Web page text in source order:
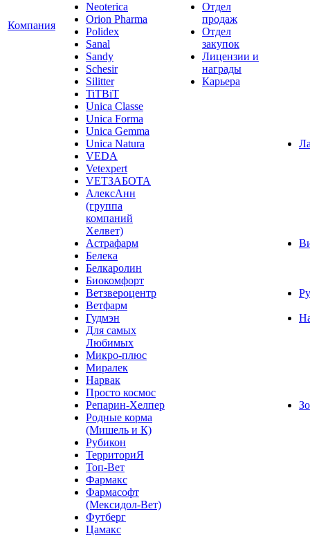
Компания
Neoterica
Orion Pharma
Polidex
Sanal
Sandy
Schesir
Silitter
TiTBiT
Unica Classe
Unica Forma
Unica Gemma
Unica Natura
VEDA
Vetexpert
VETЗАБОТА
АлексАнн
(группа
компаний
Хелвет)
Астрафарм
Белека
Белкаролин
Биокомфорт
Ветзвероцентр
Ветфарм
Гудмэн
Для самых
Любимых
Микро-плюс
Миралек
Нарвак
Просто космос
Репарин-Хелпер
Родные корма
(Мишель и К)
Рубикон
ТерриториЯ
Топ-Вет
Фармакс
Фармасофт
(Мексидол-Вет)
Футберг
Цамакс
Отдел
продаж
Отдел
закупок
Лицензии и
награды
Карьера